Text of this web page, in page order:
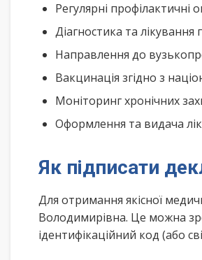
Регулярні профілактичні
Діагностика та
Направлення до
Вакцинація згідно з
Моніторинг хронічних
Оформлення та видача
Як підписати
Для отримання якісної
Володимирівна. Це можна
ідентифікаційний код (або